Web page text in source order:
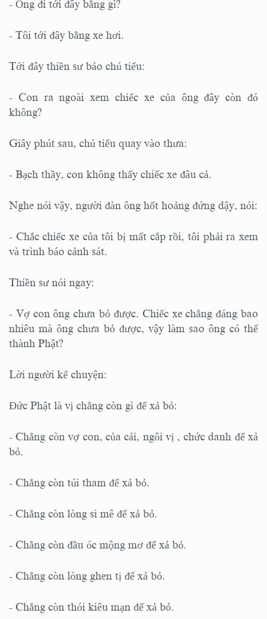
- Ông đi tới đây bằng gì?
- Tôi tới đây bằng xe hơi.
Tới đây thiền sư bảo chú tiểu:
- Con ra ngoài xem chiếc xe của ông đây còn đó
không?
Giây phút sau, chú tiểu quay vào thưa:
- Bạch thầy, con không thấy chiếc xe đâu cả.
Nghe nói vậy, người đàn ông hốt hoảng đứng dậy, nói:
- Chắc chiếc xe của tôi bị mất cắp rồi, tôi phải ra xem
và trình báo cảnh sát.
Thiền sư nói ngay:
- Vợ con ông chưa bỏ được. Chiếc xe chẳng đáng bao
nhiêu mà ông chưa bỏ được, vậy làm sao ông có thể
thành Phật?
Lời người kể chuyện:
Đức Phật là vị chẳng còn gì để xả bỏ:
- Chẳng còn vợ con, của cải, ngôi vị , chức danh để xả
bỏ.
- Chẳng còn túi tham để xả bỏ.
- Chẳng còn lòng si mê để xả bỏ.
- Chẳng còn đầu óc mộng mơ để xả bỏ.
- Chẳng còn lòng ghen tị để xả bỏ.
- Chẳng còn thói kiêu mạn để xả bỏ.